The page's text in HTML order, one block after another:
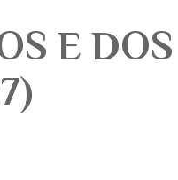
E DOS